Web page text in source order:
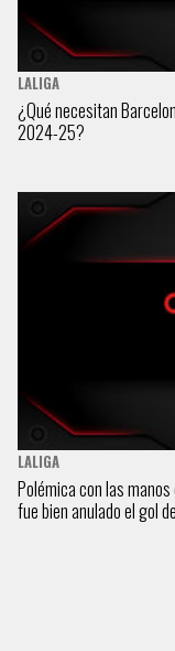
LALIGA
¿Qué necesitan
2024-25?
LALIGA
Polémica con las
fue bien anulado el gol